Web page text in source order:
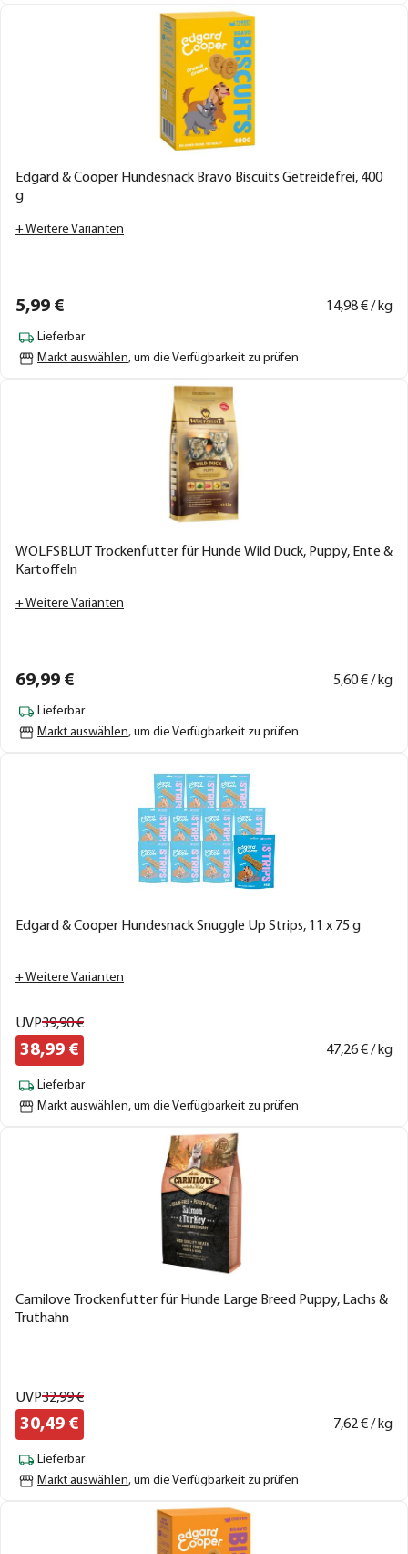
Edgard & Cooper Hundesnack Bravo Biscuits Getreidefrei, 400
g
+ Weitere Varianten
5,99 € 14,98€ / kg
Lieferbar
Markt auswählen, um die Verfügbarkeit zu prüfen
WOLFSBLUT Trockenfutter für Hunde Wild Duck, Puppy, Ente &
Kartoffeln
+ Weitere Varianten
69,99 € 5,60€ / kg
Lieferbar
Markt auswählen, um die Verfügbarkeit zu prüfen
Edgard & Cooper Hundesnack Snuggle Up Strips, 11 x 75 g
+ Weitere Varianten
UVP39,90€
38,99 € 47,26€ / kg
Lieferbar
Markt auswählen, um die Verfügbarkeit zu prüfen
Carnilove Trockenfutter für Hunde Large Breed Puppy, Lachs &
Truthahn
UVP32,99€
30,49 € 7,62€ / kg
Lieferbar
Markt auswählen, um die Verfügbarkeit zu prüfen